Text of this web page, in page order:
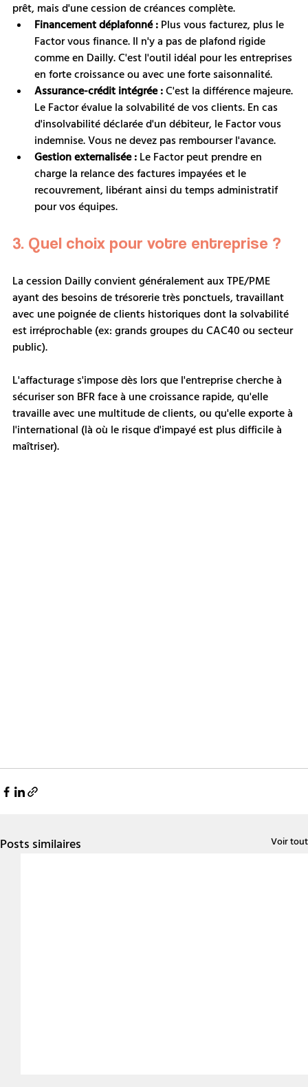
prêt, mais d'une cession de créances complète.
Financement déplafonné : Plus vous facturez, plus le
Factor vous finance. Il n'y a pas de plafond rigide
comme en Dailly. C'est l'outil idéal pour les entreprises
en forte croissance ou avec une forte saisonnalité.
Assurance-crédit intégrée : C'est la différence majeure.
Le Factor évalue la solvabilité de vos clients. En cas
d'insolvabilité déclarée d'un débiteur, le Factor vous
indemnise. Vous ne devez pas rembourser l'avance.
Gestion externalisée : Le Factor peut prendre en
charge la relance des factures impayées et le
recouvrement, libérant ainsi du temps administratif
pour vos équipes.
3. Quel choix pour votre entreprise ?
La cession Dailly convient généralement aux TPE/PME
ayant des besoins de trésorerie très ponctuels, travaillant
avec une poignée de clients historiques dont la solvabilité
est irréprochable (ex: grands groupes du CAC40 ou secteur
public).
L'affacturage s'impose dès lors que l'entreprise cherche à
sécuriser son BFR face à une croissance rapide, qu'elle
travaille avec une multitude de clients, ou qu'elle exporte à
l'international (là où le risque d'impayé est plus difficile à
maîtriser).
Posts similaires Voir tout